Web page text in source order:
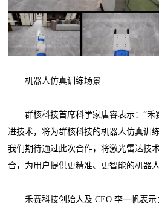
机器人仿真训练场景
群核科技首席科学家唐睿表示：“禾
进技术，将为群核科技的机器人仿真训
我们期待通过此次合作，将激光雷达技
合，为用户提供更精准、更智能的机器
禾赛科技创始人及 CEO 李一帆表示